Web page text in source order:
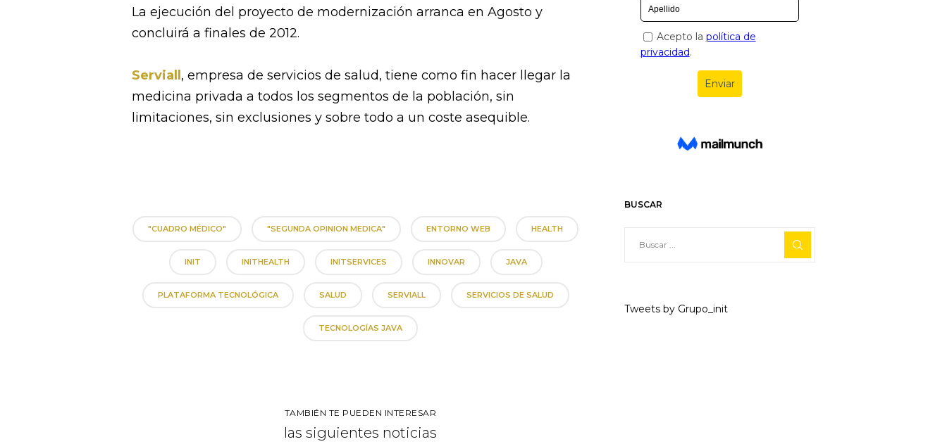
La ejecución del proyecto de modernización arranca en Agosto y
concluirá a finales de 2012.
Serviall , empresa de servicios de salud, tiene como fin hacer llegar la
medicina privada a todos los segmentos de la población, sin
limitaciones, sin exclusiones y sobre todo a un coste asequible.
"CUADRO MÉDICO" "SEGUNDA OPINION MEDICA" ENTORNO WEB HEALTH
INIT INITHEALTH INITSERVICES INNOVAR JAVA
PLATAFORMA TECNOLÓGICA SALUD SERVIALL SERVICIOS DE SALUD
TECNOLOGÍAS JAVA
TAMBIÉN TE PUEDEN INTERESAR
las siguientes noticias
BUSCAR
Tweets by Grupo_init